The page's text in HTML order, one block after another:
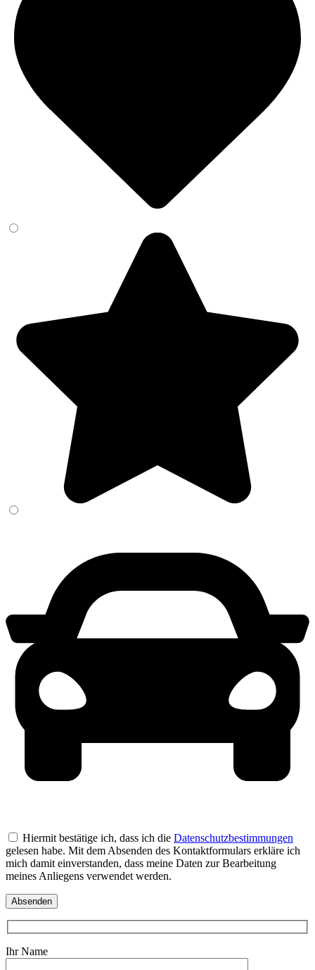
Hiermit bestätige ich, dass ich die Datenschutzbestimmungen
gelesen habe. Mit dem Absenden des Kontaktformulars erkläre ich
mich damit einverstanden, dass meine Daten zur Bearbeitung
meines Anliegens verwendet werden.
Ihr Name